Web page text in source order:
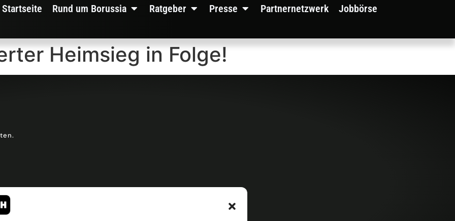
Startseite Rund um Borussia Ratgeber Presse Partnernetzwerk Jobbörse
Heimsieg in Folge!